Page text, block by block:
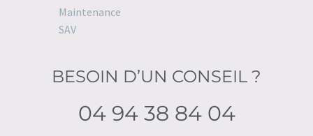
Maintenance
SAV
BESOIN D’UN CONSEIL ?
04 94 38 84 04